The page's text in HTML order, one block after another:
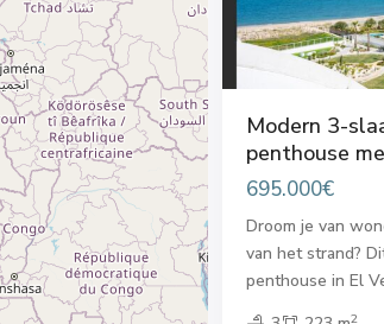
Modern 3-
penthouse
695.000€
Droom je van
van het strand?
penthouse in El
2